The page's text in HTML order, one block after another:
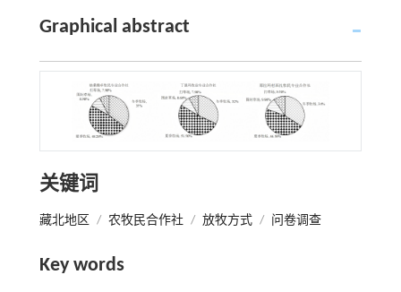
Graphical abstract
关键词
藏北地区 / 农牧民合作社 / 放牧方式 / 问卷调查
Key words